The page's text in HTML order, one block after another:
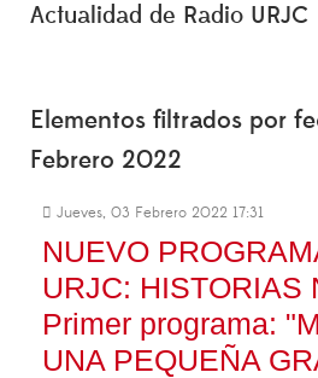
Actualidad de Radio URJC
Elementos filtrados por
Febrero 2022
Jueves, 03 Febrero 2022 17:31
NUEVO
URJC: HISTORIAS
Primer programa:
UNA PEQUEÑA